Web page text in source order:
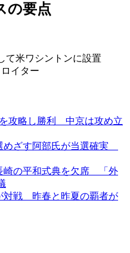
の要点
攻略し勝利 中京は攻め立
めざす阿部氏が当選確実
崎の平和式典を欠席 「外
対戦 昨春と昨夏の覇者が